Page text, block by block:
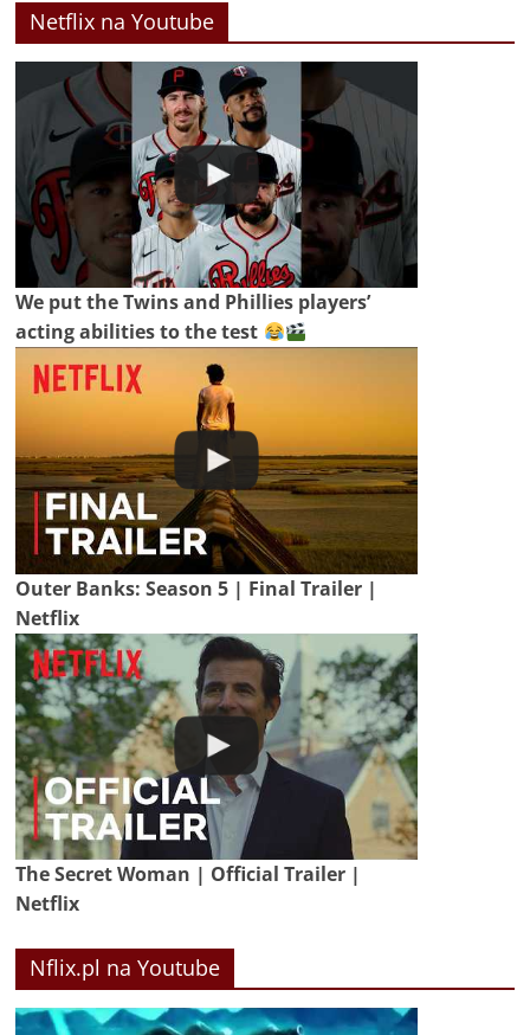
Netflix na Youtube
We put the Twins and Phillies players’
acting abilities to the test
Outer Banks: Season 5 | Final Trailer |
Netflix
The Secret Woman | Official Trailer |
Netflix
Nflix.pl na Youtube